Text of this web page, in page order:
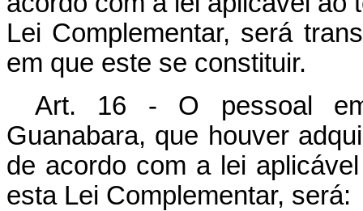
Lei Complementar, será
em que este se constituir.
Art. 16 - O pessoal
Guanabara, que houver
de acordo com a lei
esta Lei Complementar, será: